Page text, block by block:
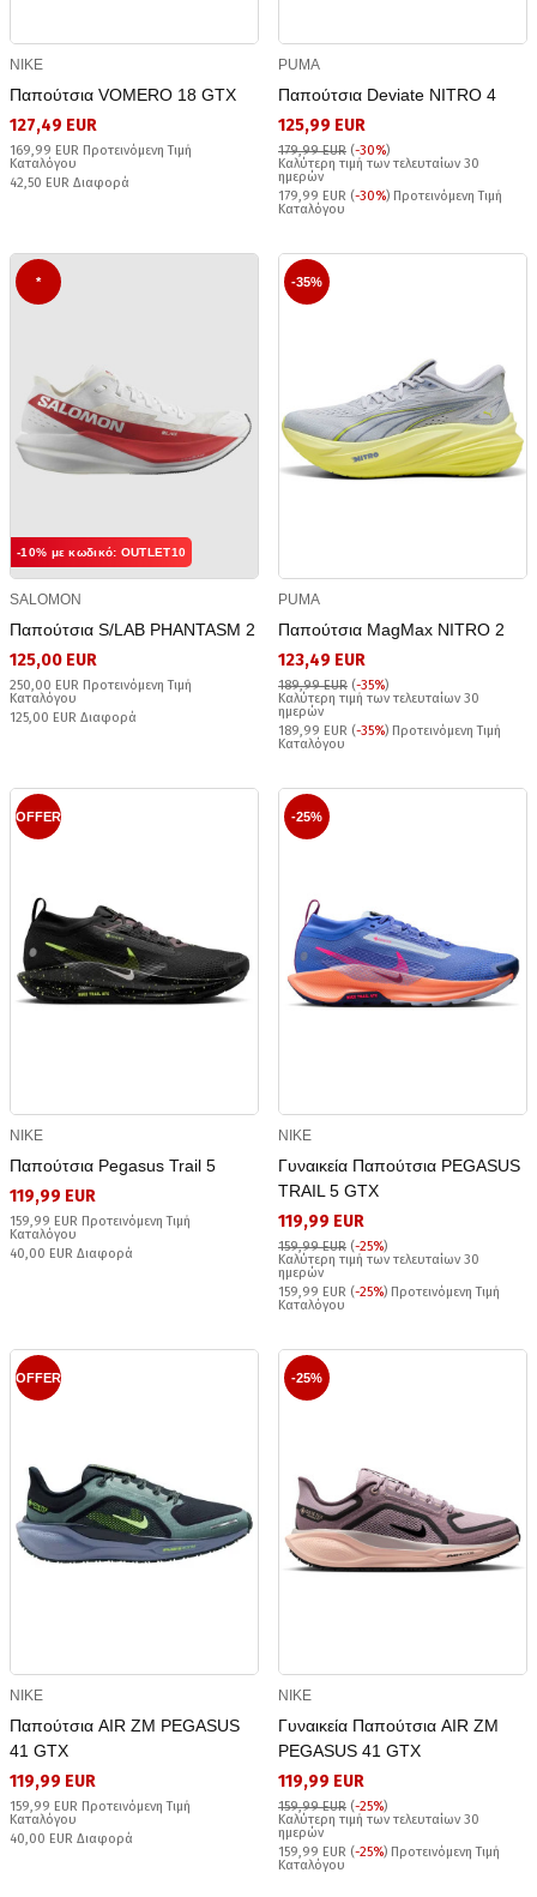
NIKE
Παπούτσια VOMERO 18 GTX
127,49 EUR
169,99 EUR Προτεινόμενη Τιμή
Καταλόγου
42,50 EUR Διαφορά
PUMA
Παπούτσια Deviate NITRO 4
125,99 EUR
179,99 EUR (-30%)
Καλύτερη τιμή των τελευταίων 30
ημερών
179,99 EUR (-30%) Προτεινόμενη Τιμή
Καταλόγου
*
-10% με κωδικό: OUTLET10
SALOMON
Παπούτσια S/LAB PHANTASM 2
125,00 EUR
250,00 EUR Προτεινόμενη Τιμή
Καταλόγου
125,00 EUR Διαφορά
-35%
PUMA
Παπούτσια MagMax NITRO 2
123,49 EUR
189,99 EUR (-35%)
Καλύτερη τιμή των τελευταίων 30
ημερών
189,99 EUR (-35%) Προτεινόμενη Τιμή
Καταλόγου
OFFER
NIKE
Παπούτσια Pegasus Trail 5
119,99 EUR
159,99 EUR Προτεινόμενη Τιμή
Καταλόγου
40,00 EUR Διαφορά
-25%
NIKE
Γυναικεία Παπούτσια PEGASUS
TRAIL 5 GTX
119,99 EUR
159,99 EUR (-25%)
Καλύτερη τιμή των τελευταίων 30
ημερών
159,99 EUR (-25%) Προτεινόμενη Τιμή
Καταλόγου
OFFER
NIKE
Παπούτσια AIR ZM PEGASUS
41 GTX
119,99 EUR
159,99 EUR Προτεινόμενη Τιμή
Καταλόγου
40,00 EUR Διαφορά
-25%
NIKE
Γυναικεία Παπούτσια AIR ZM
PEGASUS 41 GTX
119,99 EUR
159,99 EUR (-25%)
Καλύτερη τιμή των τελευταίων 30
ημερών
159,99 EUR (-25%) Προτεινόμενη Τιμή
Καταλόγου